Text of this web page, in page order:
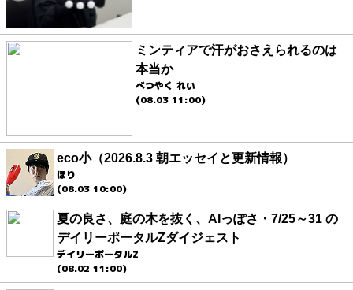
ミンティアで汗がおさえられるのは
本当か
べつやく れい
(08.03 11:00)
eco小（2026.8.3 朝エッセイと更新情報）
ほり
(08.03 10:00)
夏の良さ、庭の木を抜く、AIっぽさ・7/25～31 の
デイリーポータルZダイジェスト
デイリーポータルZ
(08.02 11:00)